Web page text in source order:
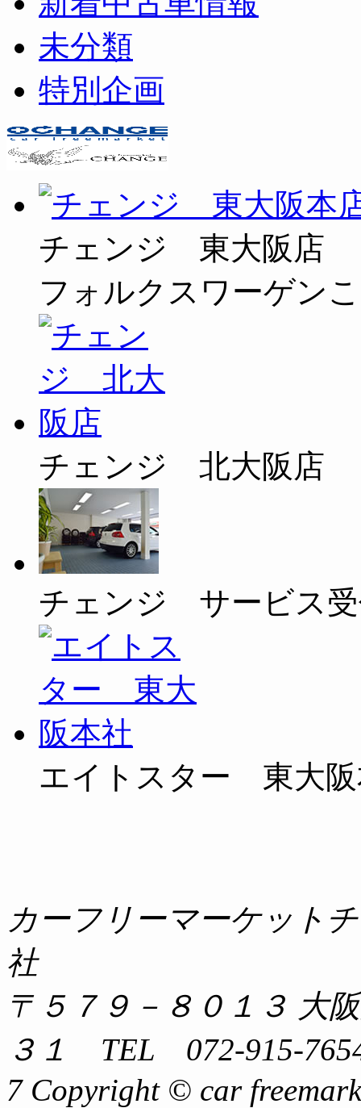
未分類
特別企画
チェンジ 東大阪店
フォルクスワーゲン
チェンジ 北大阪店
チェンジ サービス
エイトスター 東大阪
カーフリーマーケット
社
〒５７９－８０１３ 大
３１ TEL 072-915-
7 Copyright © car